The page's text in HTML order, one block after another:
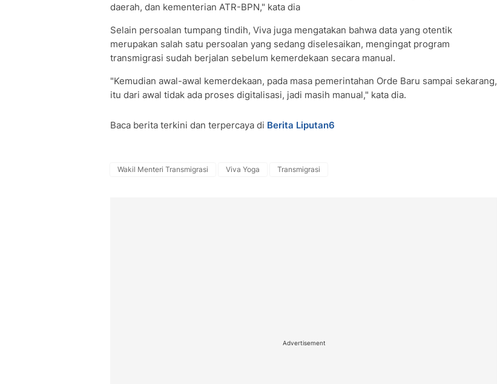
daerah, dan kementerian ATR-BPN," kata dia
Selain persoalan tumpang tindih, Viva juga mengatakan bahwa data yang otentik
merupakan salah satu persoalan yang sedang diselesaikan, mengingat program
transmigrasi sudah berjalan sebelum kemerdekaan secara manual.
"Kemudian awal-awal kemerdekaan, pada masa pemerintahan Orde Baru sampai sekarang,
itu dari awal tidak ada proses digitalisasi, jadi masih manual," kata dia.
Baca berita terkini dan terpercaya di Berita Liputan6
Wakil Menteri Transmigrasi Viva Yoga Transmigrasi
Advertisement